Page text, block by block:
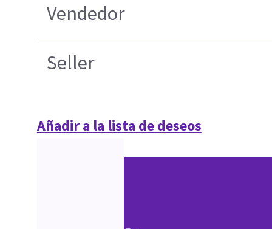
Vendedor
Seller
Añadir a la lista de deseos